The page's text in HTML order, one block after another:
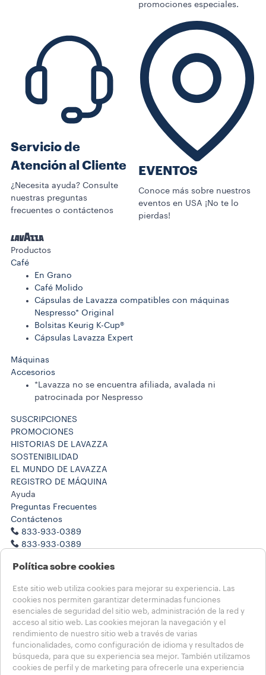
promociones especiales.
Servicio de
Atención al Cliente
¿Necesita ayuda? Consulte
nuestras preguntas
frecuentes o contáctenos
EVENTOS
Conoce más sobre nuestros
eventos en USA ¡No te lo
pierdas!
Productos
Café
En Grano
Café Molido
Cápsulas de Lavazza compatibles con máquinas
Nespresso* Original
Bolsitas Keurig K-Cup®
Cápsulas Lavazza Expert
Máquinas
Accesorios
*Lavazza no se encuentra afiliada, avalada ni
patrocinada por Nespresso
SUSCRIPCIONES
PROMOCIONES
HISTORIAS DE LAVAZZA
SOSTENIBILIDAD
EL MUNDO DE LAVAZZA
REGISTRO DE MÁQUINA
Ayuda
Preguntas Frecuentes
Contáctenos
833-933-0389
833-933-0389
Notas legales
Salud, seguridad y medioambiente
Condiciones de Venta de la Suscripción
Transparencia en las Cadenas de Suministro de California
Elija su país
USA - Español
Política sobre cookies
Este sitio web utiliza cookies para mejorar su experiencia. Las
cookies nos permiten garantizar determinadas funciones
esenciales de seguridad del sitio web, administración de la red y
acceso al sitio web. Las cookies mejoran la navegación y el
rendimiento de nuestro sitio web a través de varias
funcionalidades, como configuración de idioma y resultados de
búsqueda, para que su experiencia sea mejor. También utilizamos
cookies de perfil y de marketing para ofrecerle una experiencia